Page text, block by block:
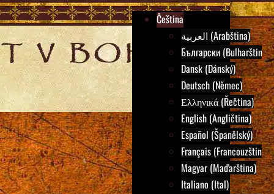
Čeština
العربية (Arabština)
Български (Bulharština)
Dansk (Dánský)
Deutsch (Němec)
Ελληνικά (Řečtina)
English (Angličtina)
Español (Španělský)
Français (Francouzština)
Magyar (Maďarština)
Italiano (Ital)